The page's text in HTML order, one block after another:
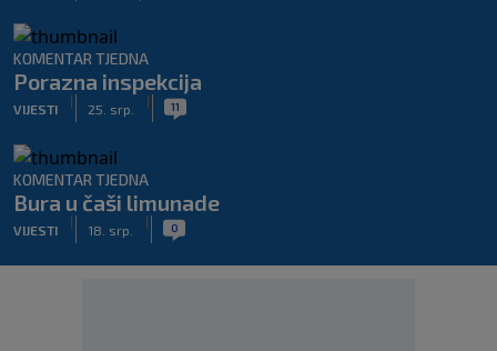
KOMENTAR TJEDNA
Porazna inspekcija
VIJESTI
|
25. srp.
| 11
KOMENTAR TJEDNA
Bura u čaši limunade
VIJESTI
|
18. srp.
| 0